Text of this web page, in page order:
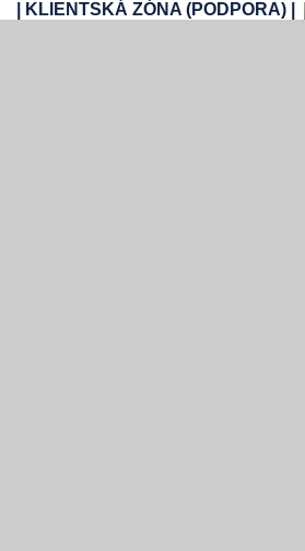
| KLIENTSKÁ ZÓNA (PODPORA) |